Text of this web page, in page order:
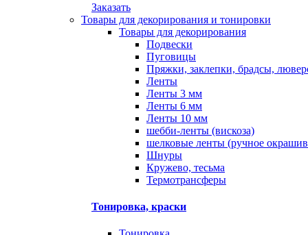
Заказать
Товары для декорирования и тонировки
Товары для декорирования
Подвески
Пуговицы
Пряжки, заклепки, брадсы,
Ленты
Ленты 3 мм
Ленты 6 мм
Ленты 10 мм
шебби-ленты (вискоза)
шелковые ленты (ручное
Шнуры
Кружево, тесьма
Термотрансферы
Тонировка, краски